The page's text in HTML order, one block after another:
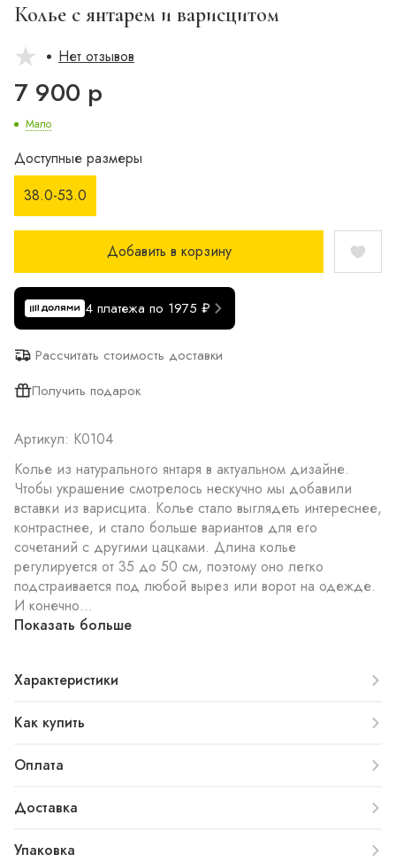
Колье с янтарем и варисцитом
Нет отзывов
7 900 р
Мало
Доступные размеры
38.0-53.0
Добавить в корзину
4 платежа по 1975 ₽
Рассчитать стоимость доставки
Получить подарок
Артикул: К0104
Колье из натурального янтаря в актуальном дизайне.
Чтобы украшение смотрелось нескучно мы добавили
вставки из варисцита. Колье стало выглядеть интереснее,
контрастнее, и стало больше вариантов для его
сочетаний с другими цацками. Длина колье
регулируется от 35 до 50 см, поэтому оно легко
подстраивается под любой вырез или ворот на одежде.
И конечно...
Показать больше
Характеристики
Как купить
Оплата
Доставка
Упаковка